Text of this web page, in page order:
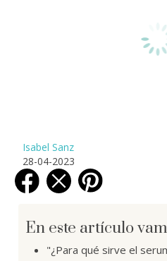
Isabel Sanz
28-04-2023
En este artículo
"¿Para qué sirve el